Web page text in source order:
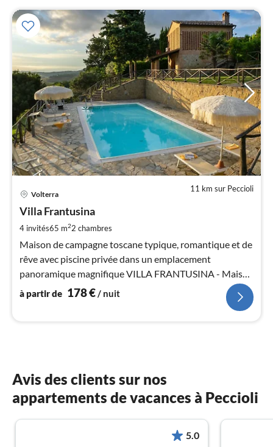
11 km sur Peccioli
Volterra
Villa Frantusina
4 invités65 m22 chambres
Maison de campagne toscane typique, romantique et de
rêve avec piscine privée dans un emplacement
panoramique magnifique VILLA FRANTUSINA - Maison
de campagne avec piscine privée dans un emplacement
panoramique magnifique
à partir de 178€/ nuit
Avis des clients sur nos
appartements de vacances à Peccioli
5.0